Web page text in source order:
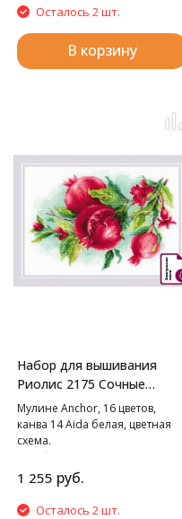
Осталось 2 шт.
В корзину
Набор для вышивания
Риолис 2175 Сочные
гранаты, 30*21 см
Мулине Anchor, 16 цветов,
канва 14 Aida белая, цветная
схема.
В наборе используются
техники: крест, полукрест,
смешанные цвета.
1 255 руб.
Осталось 2 шт.